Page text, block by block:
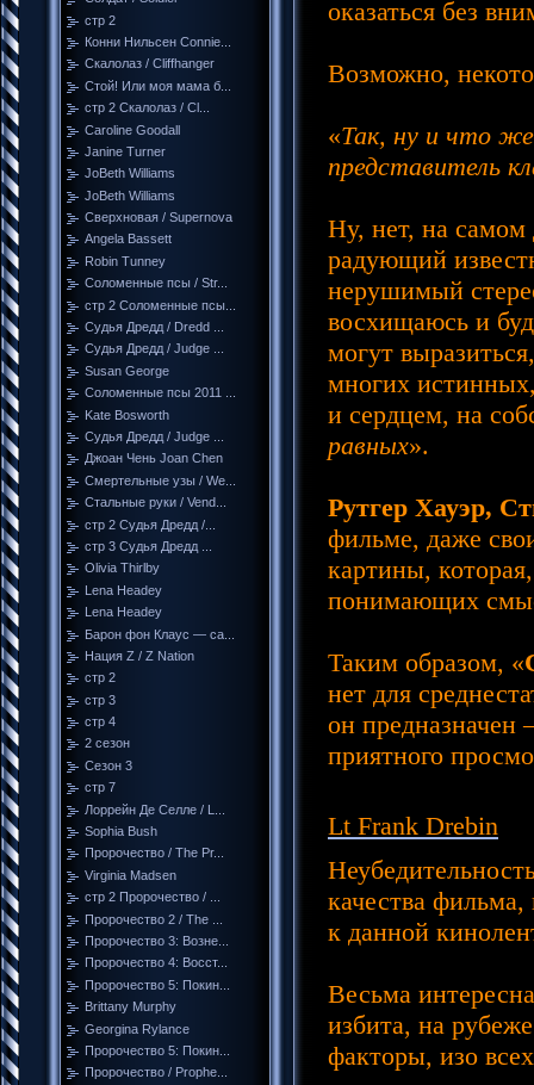
стр 2
Конни Нильсен Connie...
Скалолаз / Cliffhanger
Стой! Или моя мама б...
стр 2 Скалолаз / Cl...
Caroline Goodall
Janine Turner
JoBeth Williams
JoBeth Williams
Сверхновая / Supernova
Angela Bassett
Robin Tunney
Соломенные псы / Str...
стр 2 Соломенные псы...
Судья Дредд / Dredd ...
Судья Дредд / Judge ...
Susan George
Соломенные псы 2011 ...
Kate Bosworth
Судья Дредд / Judge ...
Джоан Чень Joan Chen
Смертельные узы / We...
Стальные руки / Vend...
стр 2 Судья Дредд /...
стр 3 Судья Дредд ...
Olivia Thirlby
Lena Headey
Lena Headey
Барон фон Клаус — са...
Нация Z / Z Nation
стр 2
стр 3
стр 4
2 сезон
Сезон 3
стр 7
Лоррейн Де Селле / L...
Sophia Bush
Пророчество / The Pr...
Virginia Madsen
стр 2 Пророчество / ...
Пророчество 2 / The ...
Пророчество 3: Возне...
Пророчество 4: Восст...
Пророчество 5: Покин...
Brittany Murphy
Georgina Rylance
Пророчество 5: Покин...
Пророчество / Prophe...
оказаться без
Возможно,
«Так, ну и что же
представитель
Ну, нет, на самом
радующий
нерушимый
восхищаюсь и
могут
многих
и сердцем, на
равных».
Рутгер Хауэр,
фильме, даже
картины,
понимающих
Таким образом, «
нет для
он
приятного
Lt Frank Drebin
качества
к данной
Весьма
избита, на
факторы, изо